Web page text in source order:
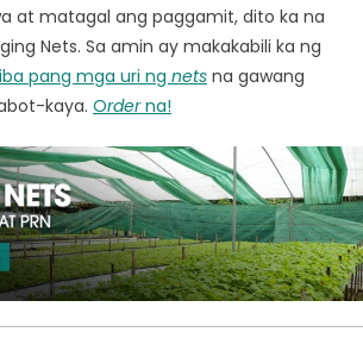
at matagal ang paggamit, dito ka na
Nets. Sa amin ay makakabili ka ng
iba pang mga uri ng nets na gawang
kaya. Orderna!